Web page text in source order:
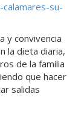
su-
y convivencia
la dieta diaria,
de la familia
que hacer
salidas